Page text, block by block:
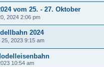
vom 25. - 27. Oktober
2024 2:06 pm
2024
25, 2023 9:15 am
10:54 am